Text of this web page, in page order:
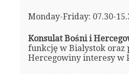
Monday-Friday: 07.30-
Konsulat Bośni i
funkcję w Bialystok oraz
Hercegowiny interesy w